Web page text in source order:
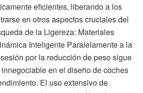
eficientes, liberando a los
en otros aspectos cruciales del
de la Ligereza: Materiales
Inteligente Paralelamente a la
por la reducción de peso sigue
en el diseño de coches
El uso extensivo de